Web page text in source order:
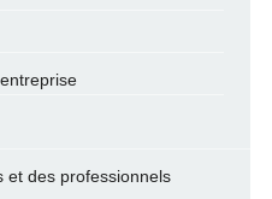
et des professionnels